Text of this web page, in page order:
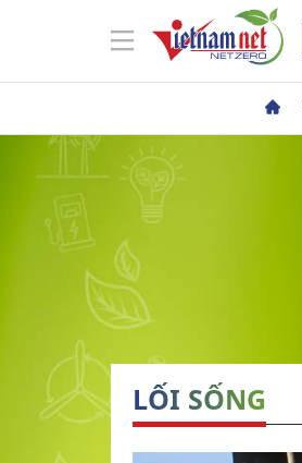
LỐI SỐNG